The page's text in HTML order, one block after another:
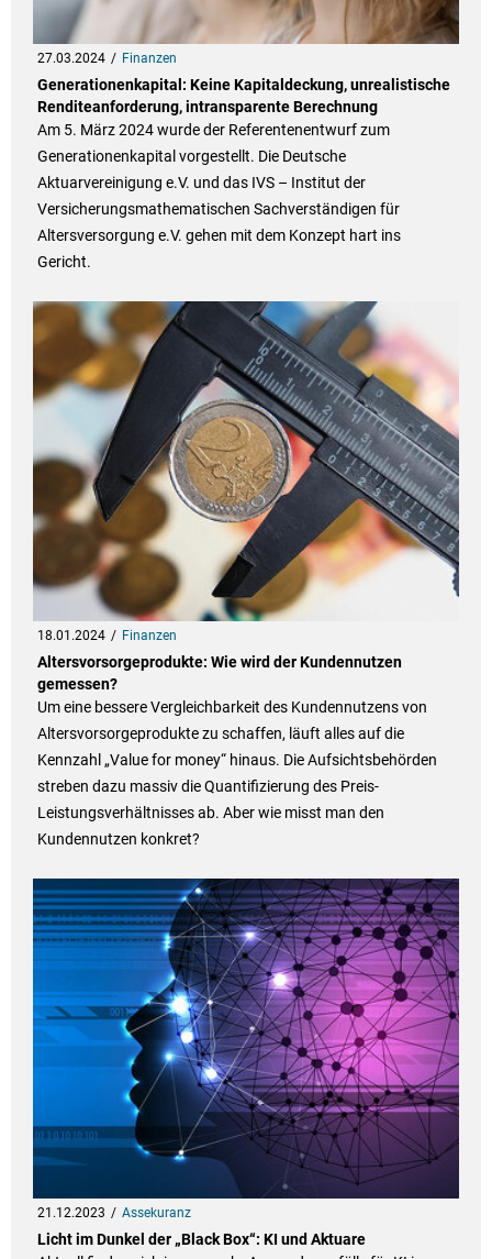
27.03.2024 Finanzen
Generationenkapital: Keine Kapitaldeckung, unrealistische
Renditeanforderung, intransparente Berechnung
Am 5. März 2024 wurde der Referentenentwurf zum
Generationenkapital vorgestellt. Die Deutsche
Aktuarvereinigung e.V. und das IVS – Institut der
Versicherungsmathematischen Sachverständigen für
Altersversorgung e.V. gehen mit dem Konzept hart ins
Gericht.
18.01.2024 Finanzen
Altersvorsorgeprodukte: Wie wird der Kundennutzen
gemessen?
Um eine bessere Vergleichbarkeit des Kundennutzens von
Altersvorsorgeprodukte zu schaffen, läuft alles auf die
Kennzahl „Value for money“ hinaus. Die Aufsichtsbehörden
streben dazu massiv die Quantifizierung des Preis-
Leistungsverhältnisses ab. Aber wie misst man den
Kundennutzen konkret?
21.12.2023 Assekuranz
Licht im Dunkel der „Black Box“: KI und Aktuare